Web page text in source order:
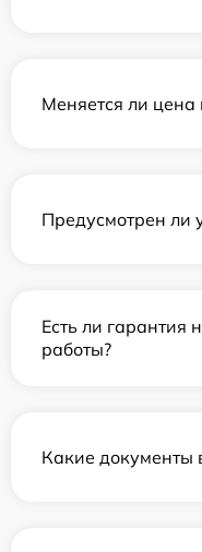
Меняется ли цена
Предусмотрен ли
Есть ли гарантия
работы?
Какие документы